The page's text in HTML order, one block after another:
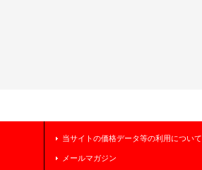
当サイトの価格データ等の利用について
メールマガジン